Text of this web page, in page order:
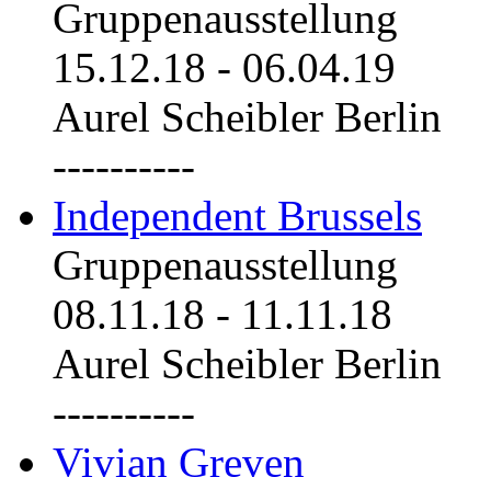
Gruppenausstellung
15.12.18 - 06.04.19
Aurel Scheibler Berlin
----------
Independent Brussels
Gruppenausstellung
08.11.18 - 11.11.18
Aurel Scheibler Berlin
----------
Vivian Greven